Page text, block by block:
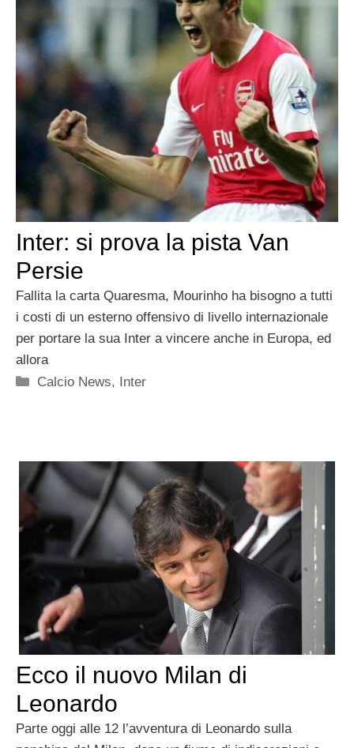
Inter: si prova la pista Van
Persie
Fallita la carta Quaresma, Mourinho ha bisogno a tutti
i costi di un esterno offensivo di livello internazionale
per portare la sua Inter a vincere anche in Europa, ed
allora
Categorie
Calcio News, Inter
Ecco il nuovo Milan di
Leonardo
Parte oggi alle 12 l’avventura di Leonardo sulla